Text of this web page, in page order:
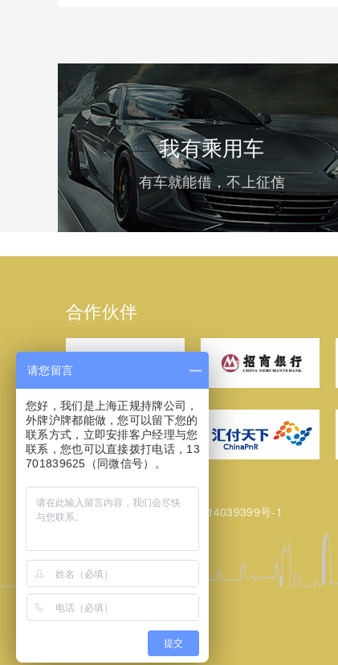
我有乘用车
有车就能借，不上征信
合作伙伴
网站备案/许可证号： 沪ICP备14039399号-1
请您留言
您好，我们是上海正规持牌公司，
外牌沪牌都能做，您可以留下您的
联系方式，立即安排客户经理与您
联系，您也可以直接拨打电话，13
701839625（同微信号）。
提交